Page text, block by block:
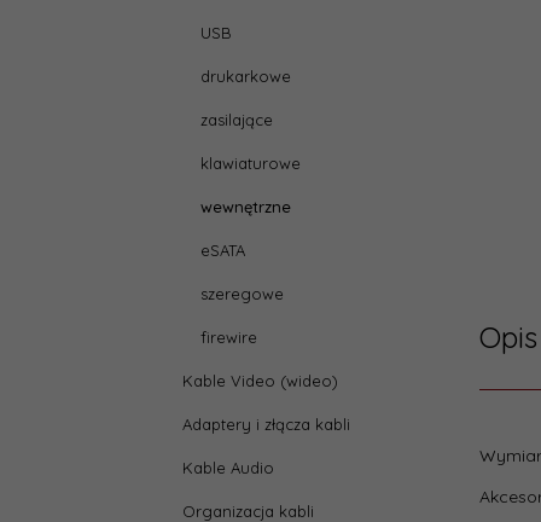
USB
drukarkowe
zasilające
klawiaturowe
wewnętrzne
eSATA
szeregowe
firewire
Kable Video (wideo)
Adaptery i złącza kabli
Kable Audio
Organizacja kabli